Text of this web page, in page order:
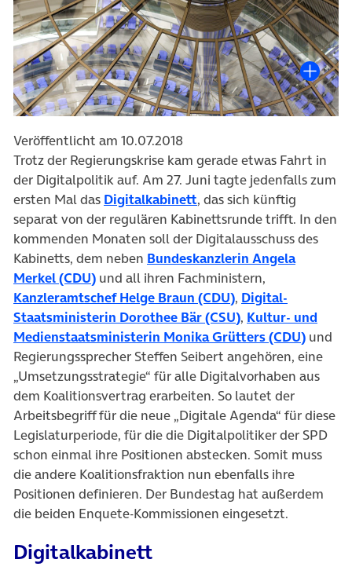
Veröffentlicht am 10.07.2018
Trotz der Regierungskrise kam gerade etwas Fahrt in
der Digitalpolitik auf. Am 27. Juni tagte jedenfalls zum
ersten Mal das Digitalkabinett(öffnet in neuem Tab)
, das sich künftig
separat von der regulären Kabinettsrunde trifft. In den
kommenden Monaten soll der Digitalausschuss des
Kabinetts, dem neben Bundeskanzlerin Angela
Merkel (CDU)(öffnet in neuem Tab)
und all ihren Fachministern,
Kanzleramtschef Helge Braun (CDU)(öffnet in neuem
, Digital-
Staatsministerin Dorothee Bär (CSU)(öffnet in neuem
, Kultur- und
Medienstaatsministerin Monika Grütters (CDU)(öffnet
und
Regierungssprecher Steffen Seibert angehören, eine
„Umsetzungsstrategie“ für alle Digitalvorhaben aus
dem Koalitionsvertrag erarbeiten. So lautet der
Arbeitsbegriff für die neue „Digitale Agenda“ für diese
Legislaturperiode, für die die Digitalpolitiker der SPD
schon einmal ihre Positionen abstecken. Somit muss
die andere Koalitionsfraktion nun ebenfalls ihre
Positionen definieren. Der Bundestag hat außerdem
die beiden Enquete-Kommissionen eingesetzt.
Digitalkabinett